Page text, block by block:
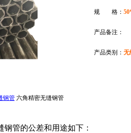
规 格：
产品备注：
产品类别： 无
钢管六角精密无缝钢管
管的公差和用途如下：